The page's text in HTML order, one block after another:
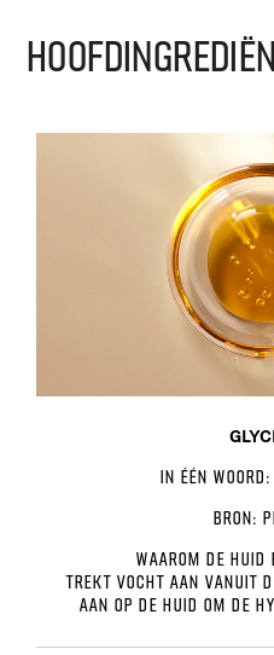
In één woord:
Bron:
Waarom de
Trekt vocht aan vanuit
aan op de huid om de